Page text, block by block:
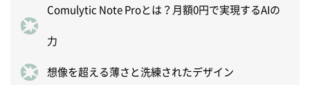
Comulytic Note Proとは？月額0円で実現するAIの
力
想像を超える薄さと洗練されたデザイン